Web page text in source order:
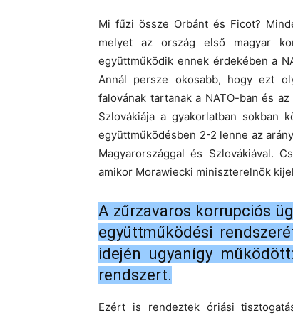
Mi fűzi össze Orbánt és Ficot?
melyet az ország első magyar
együttműködik ennek érdekében a
Annál persze okosabb, hogy ezt
falovának tartanak a NATO-ban és
Szlovákiája a gyakorlatban sokban
együttműködésben 2-2 lenne az
Magyarországgal és Szlovákiával.
amikor Morawiecki miniszterelnök
A zűrzavaros korrupciós
együttműködési
idején ugyanígy
rendszert.
Ezért is rendeztek óriási